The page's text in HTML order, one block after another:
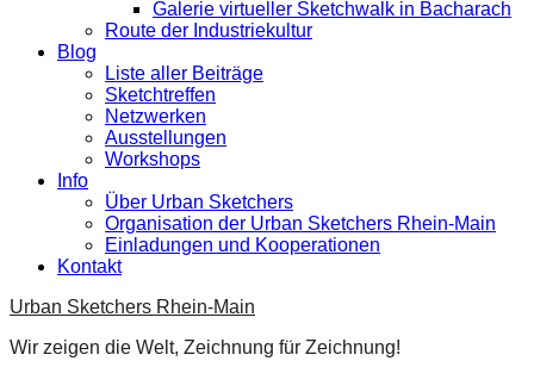
Galerie virtueller Sketchwalk in Bacharach
Route der Industriekultur
Blog
Liste aller Beiträge
Sketchtreffen
Netzwerken
Ausstellungen
Workshops
Info
Über Urban Sketchers
Organisation der Urban Sketchers Rhein-Main
Einladungen und Kooperationen
Kontakt
Urban Sketchers Rhein-Main
Wir zeigen die Welt, Zeichnung für Zeichnung!